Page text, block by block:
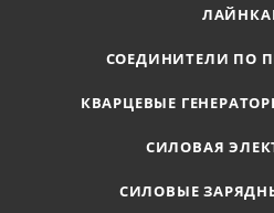
СОЕДИНИТЕЛИ ПО
КВАРЦЕВЫЕ
СИЛОВАЯ
СИЛОВЫЕ